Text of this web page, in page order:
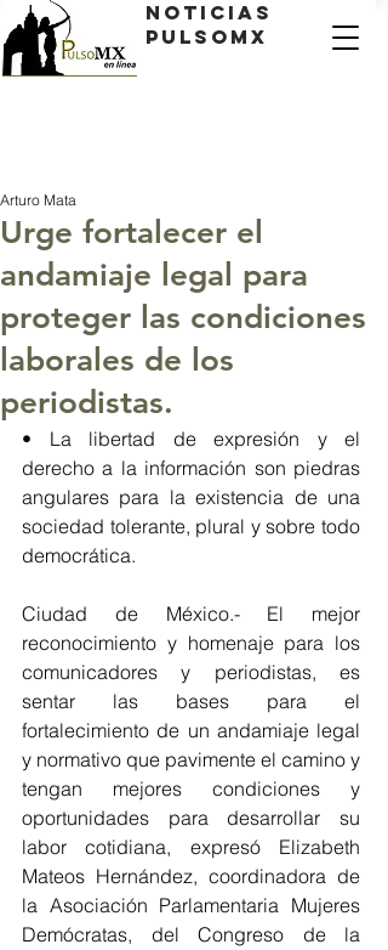
Noticias
PulsoMX
Urge fortalecer el
andamiaje legal para
proteger las condiciones
laborales de los
periodistas.
Arturo Mata
• La libertad de expresión y el
derecho a la información son piedras
angulares para la existencia de una
sociedad tolerante, plural y sobre todo
democrática.
Ciudad de México.- El mejor
reconocimiento y homenaje para los
comunicadores y periodistas, es
sentar las bases para el
fortalecimiento de un andamiaje legal
y normativo que pavimente el camino y
tengan mejores condiciones y
oportunidades para desarrollar su
labor cotidiana, expresó Elizabeth
Mateos Hernández, coordinadora de
la Asociación Parlamentaria Mujeres
Demócratas, del Congreso de la